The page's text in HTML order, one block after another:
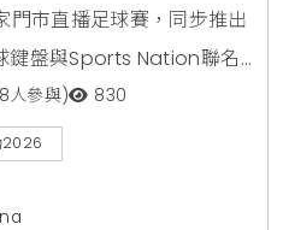
門市直播足球賽，同步推出
鍵盤與Sports Nation聯名
2000場暑期好鄰居同樂
出國旅遊可就近購買eSIM
人參與) 830
2026